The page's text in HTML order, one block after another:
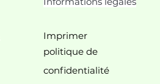
Imprimer
politique de
confidentialité